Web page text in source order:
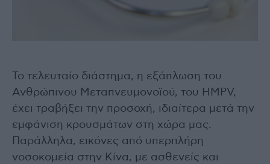
Το τελευταίο διάστημα, η εξάπλωση του
Ανθρώπινου Μεταπνευμονοϊού, του HMPV,
έχει τραβήξει την προσοχή, ιδιαίτερα μετά την
εμφάνιση κρουσμάτων στη χώρα μας.
Παράλληλα, εικόνες από υπερπλήρη
νοσοκομεία στην Κίνα, με ασθενείς και